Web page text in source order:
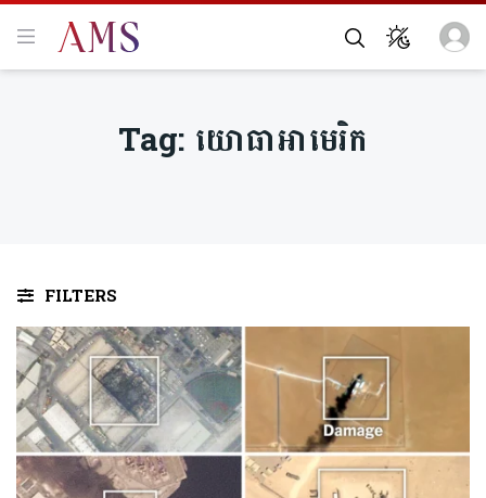
Tag: យោធាអាមេរិក
FILTERS